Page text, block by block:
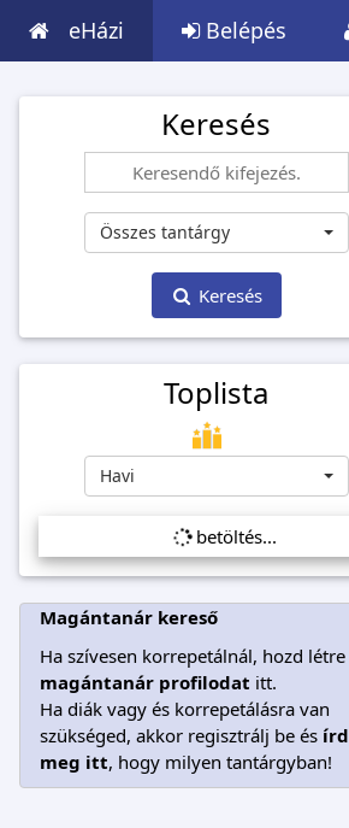
eHázi Belépés
Keresés
Összes tantárgy
Keresés
Toplista
Havi
betöltés...
Magántanár kereső
Ha szívesen korrepetálnál, hozd létre
magántanár profilodat itt.
Ha diák vagy és korrepetálásra van
szükséged, akkor regisztrálj be és írd
meg itt, hogy milyen tantárgyban!